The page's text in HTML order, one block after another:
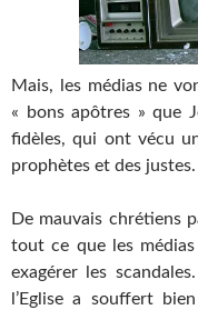
Mais, les médias ne
« bons apôtres » que
fidèles, qui ont vécu
prophètes et des justes.
De mauvais chrétiens
tout ce que les
exagérer les
l’Eglise a souffert